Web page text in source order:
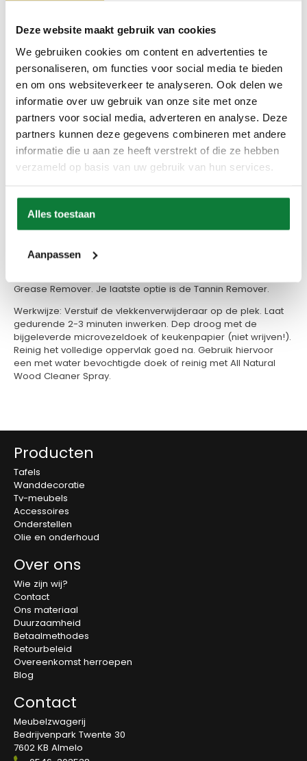
Deze website maakt gebruik van cookies
We gebruiken cookies om content en advertenties te
personaliseren, om functies voor social media te bieden
en om ons websiteverkeer te analyseren. Ook delen we
informatie over uw gebruik van onze site met onze
partners voor social media, adverteren en analyse. Deze
partners kunnen deze gegevens combineren met andere
informatie die u aan ze heeft verstrekt of die ze hebben
verzameld op basis van uw gebruik van hun services.
Alles toestaan
Aanpassen
Op verlanglijstje
Productinformatie
STAP 1.Probeer eerst om de vlek te verwijderen met de All
Natural Wood Cleaner Spray. Vaak is dit al voldoende om je
(verse) vlek te verwijderen.
Werkwijze: Maak het oppervlak stofvrij. Verstuif All Natural
Wood Cleaner Spray op het oppervlak. Wrijf droog met de
STAP 2. Is de behandeling met de spray onvoldoende om
de vlek (volledig) te verwijderen? Dan kan je overschakelen
Probeer eerst om de vlek te verwijderen met de Limespot
Grease Remover. Je laatste optie is de Tannin Remover.
Werkwijze: Verstuif de vlekkenverwijderaar op de plek. Laat
gedurende 2-3 minuten inwerken. Dep droog met de
bijgeleverde microvezeldoek of keukenpapier (niet wrijven!).
Reinig het volledige oppervlak goed na. Gebruik hiervoor
een met water bevochtigde doek of reinig met All Natural
Wood Cleaner Spray.
Producten
Tafels
Wanddecoratie
Tv-meubels
Accessoires
Onderstellen
Olie en onderhoud
Over ons
Wie zijn wij?
Contact
Ons materiaal
Duurzaamheid
Betaalmethodes
Retourbeleid
Overeenkomst herroepen
Blog
Contact
Meubelzwagerij
Bedrijvenpark Twente 30
7602 KB Almelo